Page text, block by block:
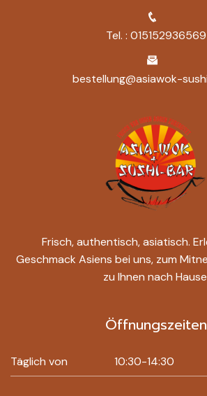
Tel. : 015152936569
bestellung@asiawok-
Frisch, authentisch, asiatisch.
Geschmack Asiens bei uns, zum
zu Ihnen nach
Öffnungszeiten
Täglich von 10:30-14:30